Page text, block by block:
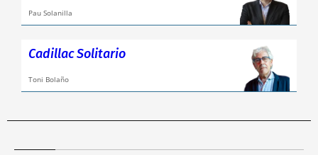
Pau Solanilla
Cadillac Solitario
Toni Bolaño